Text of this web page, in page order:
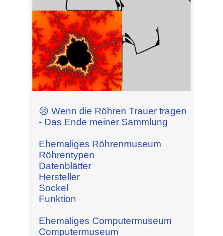
😢 Wenn die Röhren Trauer tragen
- Das Ende meiner Sammlung
Ehemaliges Röhrenmuseum
Röhrentypen
Datenblätter
Hersteller
Sockel
Funktion
Ehemaliges Computermuseum
Computermuseum